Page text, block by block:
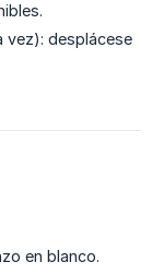
vez): desplácese
en blanco.